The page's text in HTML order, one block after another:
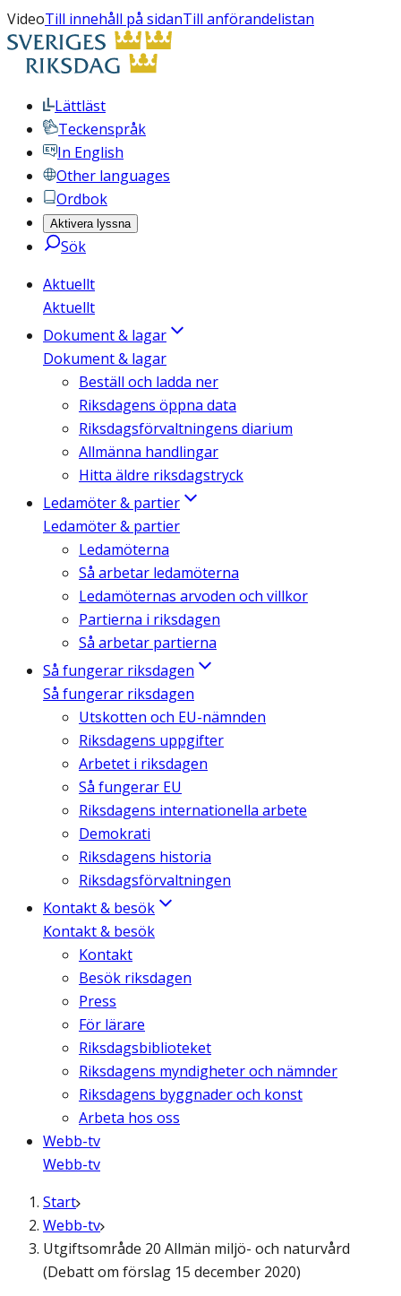
VideoTill innehåll på sidanTill anförandelistan
Lättläst
Teckenspråk
In English
Other languages
Ordbok
Aktivera lyssna
Sök
Aktuellt
Aktuellt
Dokument & lagar
Dokument & lagar
Beställ och ladda ner
Riksdagens öppna data
Riksdagsförvaltningens diarium
Allmänna handlingar
Hitta äldre riksdagstryck
Ledamöter & partier
Ledamöter & partier
Ledamöterna
Så arbetar ledamöterna
Ledamöternas arvoden och villkor
Partierna i riksdagen
Så arbetar partierna
Så fungerar riksdagen
Så fungerar riksdagen
Utskotten och EU-nämnden
Riksdagens uppgifter
Arbetet i riksdagen
Så fungerar EU
Riksdagens internationella arbete
Demokrati
Riksdagens historia
Riksdagsförvaltningen
Kontakt & besök
Kontakt & besök
Kontakt
Besök riksdagen
Press
För lärare
Riksdagsbiblioteket
Riksdagens myndigheter och nämnder
Riksdagens byggnader och konst
Arbeta hos oss
Webb-tv
Webb-tv
Start
Webb-tv
Utgiftsområde 20 Allmän miljö- och naturvård
(Debatt om förslag 15 december 2020)